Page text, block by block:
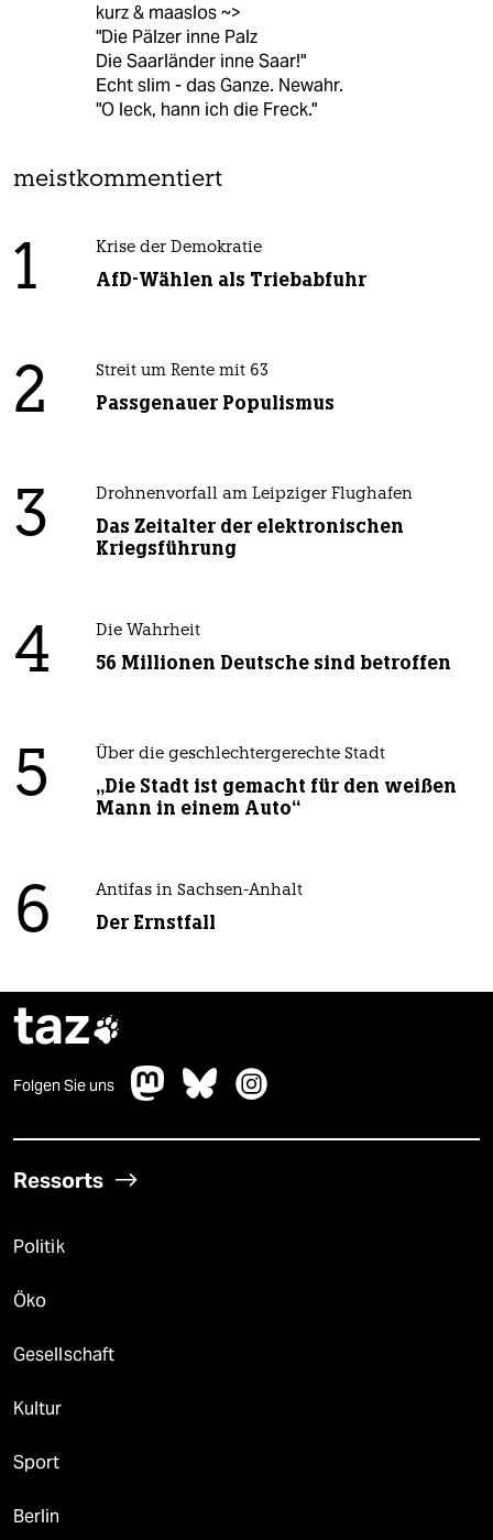
kurz & maaslos ~>
"Die Pälzer inne Palz
Die Saarländer inne Saar!"
Echt slim - das Ganze. Newahr.
"O leck, hann ich die Freck."
meistkommentiert
1 Krise der Demokratie
AfD-Wählen als Triebabfuhr
2 Streit um Rente mit 63
Passgenauer Populismus
3 Drohnenvorfall am Leipziger Flughafen
Das Zeitalter der elektronischen
Kriegsführung
4 Die Wahrheit
56 Millionen Deutsche sind betroffen
5 Über die geschlechtergerechte Stadt
„Die Stadt ist gemacht für den weißen
Mann in einem Auto“
6 Antifas in Sachsen-Anhalt
Der Ernstfall
taz
Folgen Sie uns
Ressorts
Politik
Öko
Gesellschaft
Kultur
Sport
Berlin